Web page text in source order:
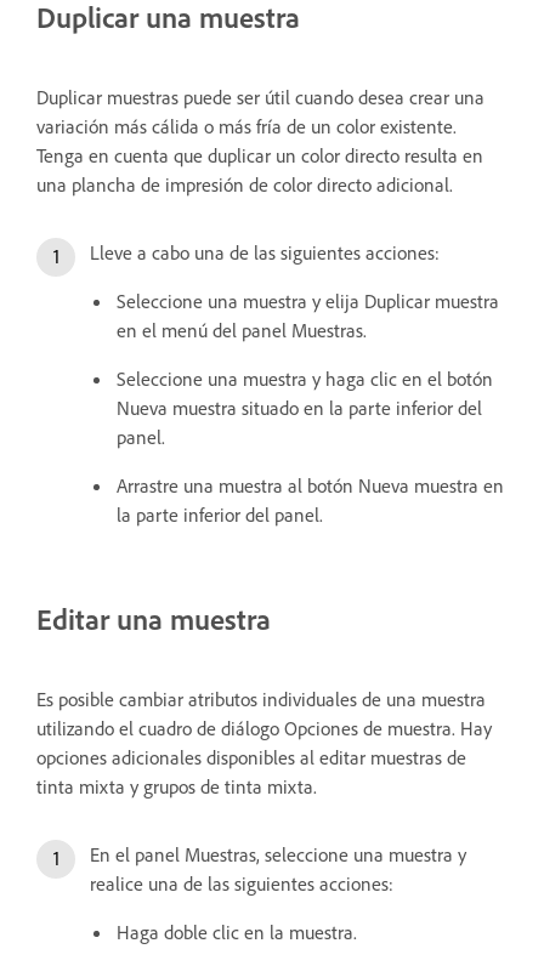
Duplicar una muestra
Duplicar muestras puede ser útil cuando desea crear una
variación más cálida o más fría de un color existente.
Tenga en cuenta que duplicar un color directo resulta en
una plancha de impresión de color directo adicional.
Lleve a cabo una de las siguientes acciones:
Seleccione una muestra y elija Duplicar muestra
en el menú del panel Muestras.
Seleccione una muestra y haga clic en el botón
Nueva muestra situado en la parte inferior del
panel.
Arrastre una muestra al botón Nueva muestra en
la parte inferior del panel.
Editar una muestra
Es posible cambiar atributos individuales de una muestra
utilizando el cuadro de diálogo Opciones de muestra. Hay
opciones adicionales disponibles al editar muestras de
tinta mixta y grupos de tinta mixta.
En el panel Muestras, seleccione una muestra y
realice una de las siguientes acciones:
Haga doble clic en la muestra.